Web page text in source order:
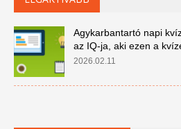
Agykarbantartó napi
az IQ-ja, aki ezen a
2026.02.11